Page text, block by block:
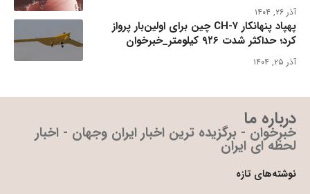
آذر ۲۶, ۱۴۰۴
پهپاد پنهانکار CH-۷ چین برای اولین‌بار پرواز
کرد؛ حداکثر شدت ۹۲۶ کیلومتر_خبرخوان
آذر ۲۵, ۱۴۰۴
درباره ما
خبرخوان - برگزیده ترین اخبار ایران وجهان - اخبار
لحظه ای ایران
نوشته‌های تازه